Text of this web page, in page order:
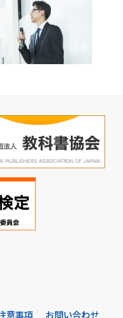
意事項 お問い合わせ